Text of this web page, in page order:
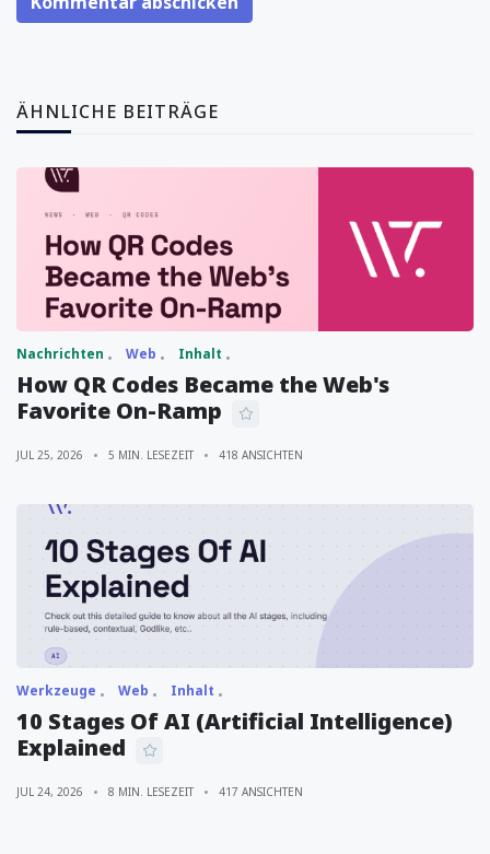
ÄHNLICHE BEITRÄGE
Nachrichten Web Inhalt
How QR Codes Became the Web's
Favorite On-Ramp
JUL 25, 2026 5 MIN. LESEZEIT 418 ANSICHTEN
Werkzeuge Web Inhalt
10 Stages Of AI (Artificial Intelligence)
Explained
JUL 24, 2026 8 MIN. LESEZEIT 417 ANSICHTEN